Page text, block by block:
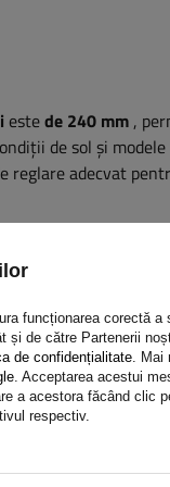
estede 240 mm,
de sol și
adecvat
dispune deo funcție
fi rotit și montat
obstacole în
și protejează
funcționarea corectă
și de către Partenerii
de confidențialitate. Mai
. Acceptarea acestui
a acestora făcând clic
respectiv.